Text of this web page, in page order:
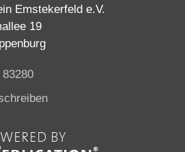
Emstekerfeld e.V.
19